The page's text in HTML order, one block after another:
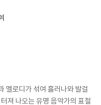
멜로디가 섞여 흘러나와 발걸
져 나오는 유명 음악가의 표절